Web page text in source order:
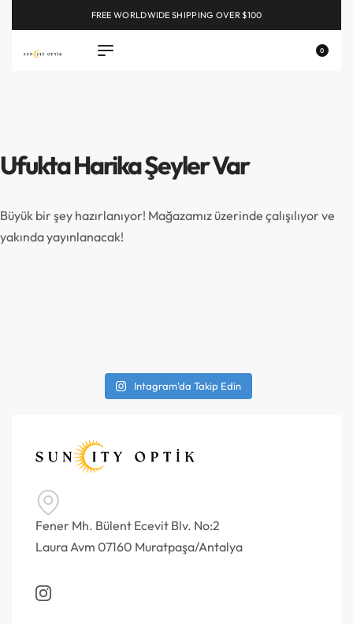
FREE WORLDWIDE SHIPPING OVER $100
0
Ufukta Harika Şeyler Var
Büyük bir şey hazırlanıyor! Mağazamız üzerinde çalışılıyor ve
yakında yayınlanacak!
Intagram'da Takip Edin
Fener Mh. Bülent Ecevit Blv. No:2
Laura Avm 07160 Muratpaşa/Antalya